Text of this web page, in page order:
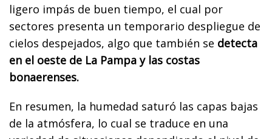
ligero impás de buen tiempo, el cual por
sectores presenta un temporario despliegue de
cielos despejados, algo que también se detecta
en el oeste de La Pampa y las costas
bonaerenses.
En resumen, la humedad saturó las capas bajas
de la atmósfera, lo cual se traduce en una